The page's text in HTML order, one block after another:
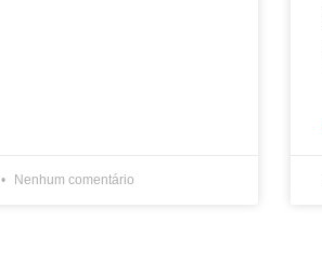
Nenhum comentário